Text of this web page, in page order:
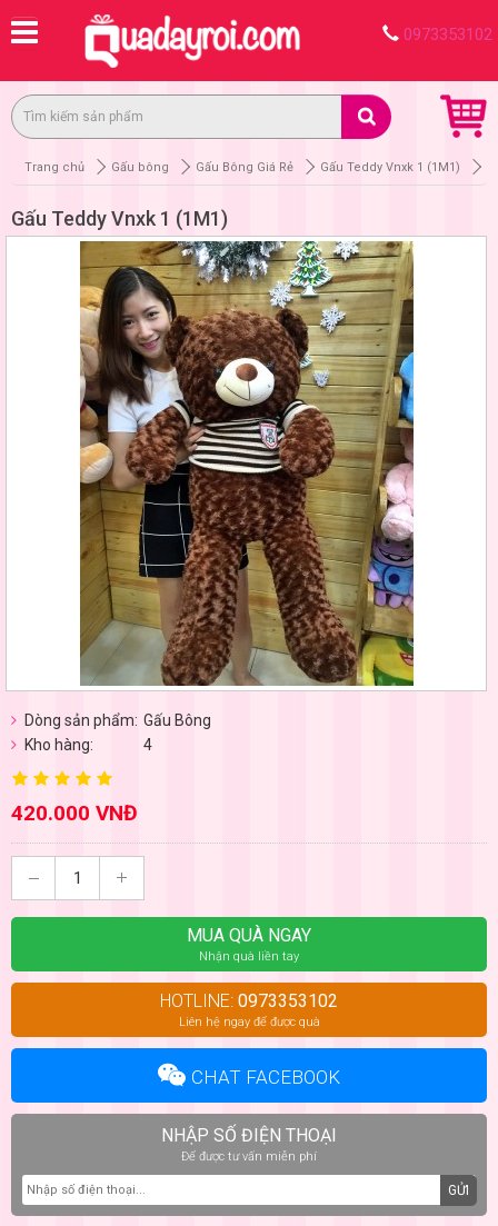
0973353102
Trang chủ Gấu bông Gấu Bông Giá Rẻ Gấu Teddy Vnxk 1 (1M1)
Gấu Teddy Vnxk 1 (1M1)
Dòng sản phẩm: Gấu Bông
Kho hàng:
4
420.000 VNĐ
MUA QUÀ NGAY
Nhận quà liền tay
HOTLINE: 0973353102
Liên hệ ngay để được quà
CHAT FACEBOOK
NHẬP SỐ ĐIỆN THOẠI
Để được tư vấn miễn phí
GỬI